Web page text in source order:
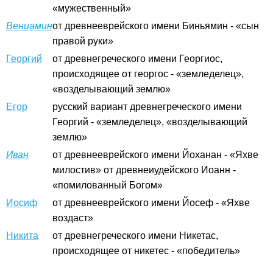
«мужественный»
Вениаминот древнееврейского имени Биньямин - «сын
правой руки»
Георгий
от древнегреческого имени Георгиос,
происходящее от георгос - «земледелец»,
«возделывающий землю»
Егор
русский вариант древнегреческого имени
Георгий - «земледелец», «возделывающий
землю»
Иван
от древнееврейского имени Йоханан - «Яхве
милостив» от древнеиудейского Иоанн -
«помилованный Богом»
Иосиф
от древнееврейского имени Йосеф - «Яхве
воздаст»
Никита
от древнегреческого имени Никетас,
происходящее от никетес - «победитель»